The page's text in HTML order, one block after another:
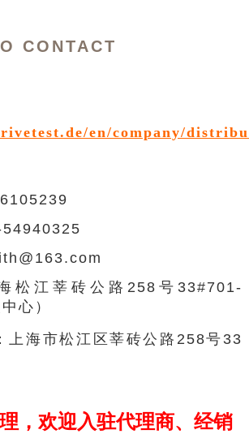
CONTACT
en/company/
松江莘砖公路 258 号 33#701-
心 ）
上海市松江区莘砖公路258号33
，欢迎入驻代理商、经销